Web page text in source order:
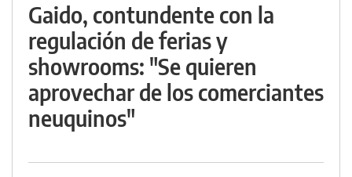
Gaido, contundente con la
regulación de ferias y
showrooms: "Se quieren
aprovechar de los comerciantes
neuquinos"